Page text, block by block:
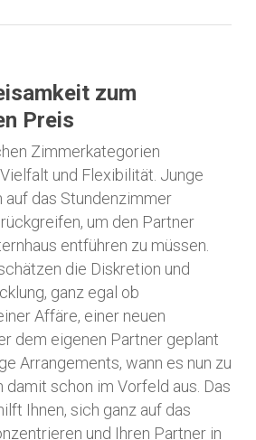
zum
Preis
Zimmerkategorien
und Flexibilität. Junge
auf das Stundenzimmer
um den Partner
entführen zu müssen.
die Diskretion und
ganz egal ob
Affäre, einer neuen
dem eigenen Partner geplant
Arrangements, wann es nun zu
schon im Vorfeld aus. Das
Ihnen, sich ganz auf das
und Ihren Partner in